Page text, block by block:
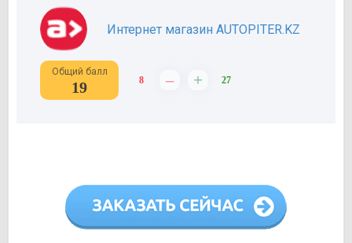
Интернет магазин AUTOPITER.KZ
Общий балл
19 8 – + 27